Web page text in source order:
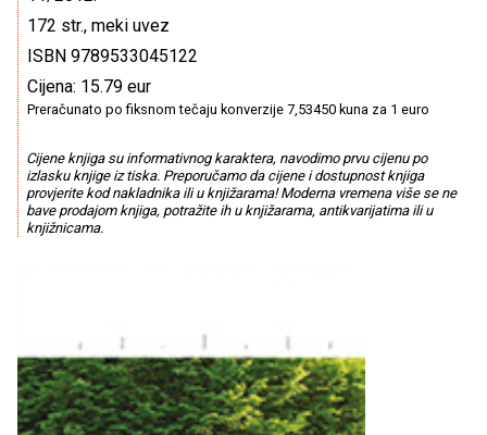
172 str., meki uvez
ISBN 9789533045122
Cijena: 15.79 eur
Preračunato po fiksnom tečaju konverzije 7,53450 kuna za 1 euro
Cijene knjiga su informativnog karaktera, navodimo prvu cijenu po
izlasku knjige iz tiska. Preporučamo da cijene i dostupnost knjiga
provjerite kod nakladnika ili u knjižarama! Moderna vremena više se ne
bave prodajom knjiga, potražite ih u knjižarama, antikvarijatima ili u
knjižnicama.